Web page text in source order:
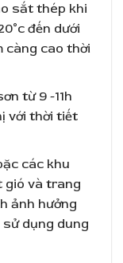
sắt thép khi
đến dưới
càng cao thời
từ 9 -11h
với thời tiết
các khu
gió và trang
ảnh hưởng
sử dụng dung